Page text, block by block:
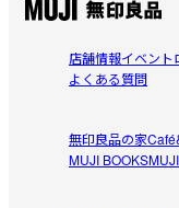
店舗情報イベント
よくある質問
無印良品の家
MUJI BOOKS